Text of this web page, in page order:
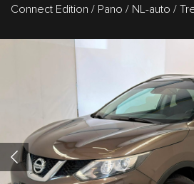
Connect Edition / Pano / NL-auto /